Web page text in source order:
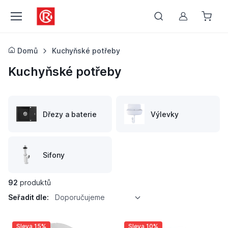
Můj účet
Domů Kuchyňské potřeby
Kuchyňské potřeby
Dřezy a baterie Výlevky
Sifony
92 produktů
Seřadit dle:
Doporučujeme
Sleva 15% Sleva 10%